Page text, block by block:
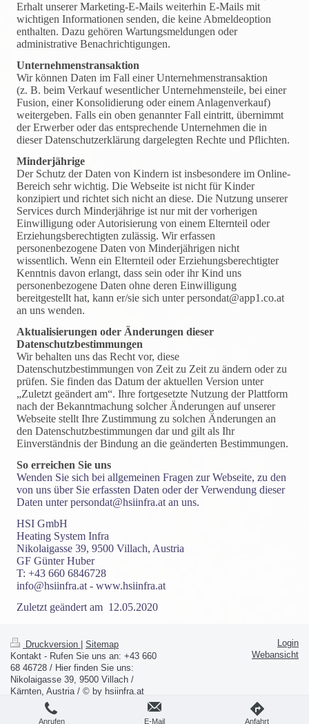
Erhalt unserer Marketing-E-Mails weiterhin E-Mails mit
wichtigen Informationen senden, die keine Abmeldeoption
enthalten. Dazu gehören Wartungsmeldungen oder
administrative Benachrichtigungen.
Unternehmenstransaktion
Wir können Daten im Fall einer Unternehmenstransaktion
(z. B. beim Verkauf wesentlicher Unternehmensteile, bei einer
Fusion, einer Konsolidierung oder einem Anlagenverkauf)
weitergeben. Falls ein oben genannter Fall eintritt, übernimmt
der Erwerber oder das entsprechende Unternehmen die in
dieser Datenschutzerklärung dargelegten Rechte und Pflichten.
Minderjährige
Der Schutz der Daten von Kindern ist insbesondere im Online-
Bereich sehr wichtig. Die Webseite ist nicht für Kinder
konzipiert und richtet sich nicht an diese. Die Nutzung unserer
Services durch Minderjährige ist nur mit der vorherigen
Einwilligung oder Autorisierung von einem Elternteil oder
Erziehungsberechtigten zulässig. Wir erfassen
personenbezogene Daten von Minderjährigen nicht
wissentlich. Wenn ein Elternteil oder Erziehungsberechtigter
Kenntnis davon erlangt, dass sein oder ihr Kind uns
personenbezogene Daten ohne deren Einwilligung
bereitgestellt hat, kann er/sie sich unter persondat@app1.co.at
an uns wenden.
Aktualisierungen oder Änderungen dieser
Datenschutzbestimmungen
Wir behalten uns das Recht vor, diese
Datenschutzbestimmungen von Zeit zu Zeit zu ändern oder zu
prüfen. Sie finden das Datum der aktuellen Version unter
„Zuletzt geändert am“. Ihre fortgesetzte Nutzung der Plattform
nach der Bekanntmachung solcher Änderungen auf unserer
Webseite stellt Ihre Zustimmung zu solchen Änderungen an
den Datenschutzbestimmungen dar und gilt als Ihr
Einverständnis der Bindung an die geänderten Bestimmungen.
So erreichen Sie uns
Wenden Sie sich bei allgemeinen Fragen zur Webseite, zu den
von uns über Sie erfassten Daten oder der Verwendung dieser
Daten unter persondat@hsiinfra.at an uns.
HSI GmbH
Heating System Infra
Nikolaigasse 39, 9500 Villach, Austria
GF Günter Huber
T: +43 660 6846728
info@hsiinfra.at - www.hsiinfra.at
Zuletzt geändert am 12.05.2020
Druckversion
Sitemap
Kontakt - Rufen Sie uns an: +43 660
68 46728 / Hier finden Sie uns:
Nikolaigasse 39, 9500 Villach /
Kärnten, Austria / © by hsiinfra.at
Login
Webansicht
Anrufen E-Mail Anfahrt